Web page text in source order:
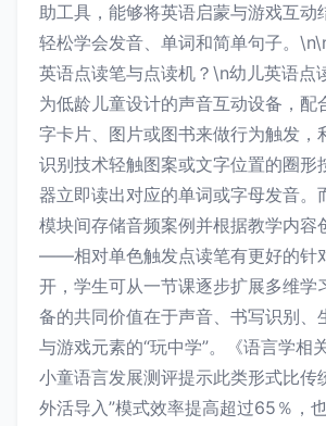
助工具，能够将英语启蒙与游戏互动
轻松学会发音、单词和简单句子。
英语点读笔与点读机？\n幼儿英语点
为低龄儿童设计的声音互动设备，配
字卡片、图片或图书来做行为触发，
识别技术轻触图案或文字位置的圈形
器立即读出对应的单词或字母发音。
模块间存储音频案例并根据教学内容
——相对单色触发点读笔有更好的针
开，学生可从一节课逐步扩展多维学
备的共同价值在于声音、书写识别、
与游戏元素的“玩中学”。《语言学相
小童语言发展测评提示此类形式比传
外活导入”模式效率提高超过65％，